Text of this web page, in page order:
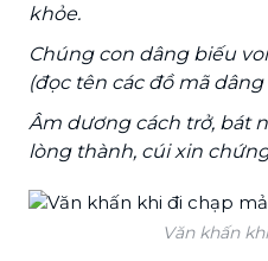
khỏe.
Chúng con dâng biếu
(đọc tên các đồ mã
Âm dương cách trở, bát
lòng thành, cúi xin
Văn khấn